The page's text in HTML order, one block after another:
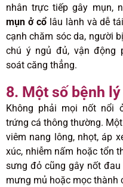
nhân trực tiếp gây mụn,
mụn ở cổlâu lành và dễ
cạnh chăm sóc da, người
chú ý ngủ đủ, vận động
soát căng thẳng.
8. Một số bệnh
Không phải mọi nốt nổi
trứng cá thông thường.
viêm nang lông, nhọt, áp
xúc, nhiễm nấm hoặc tổn
sưng đỏ cũng gây nốt đau
mưng mủ hoặc mọc thành